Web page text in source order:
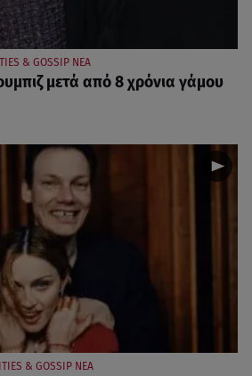
& GOSSIP ΝΕΑ
μετά από 8 χρόνια γάμου
& GOSSIP ΝΕΑ